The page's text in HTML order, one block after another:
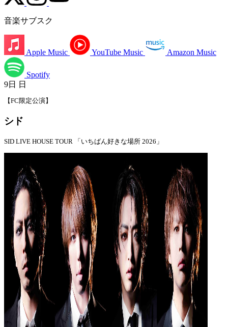
音楽サブスク
Apple Music YouTube Music Amazon Music
Spotify
9日
日
【FC限定公演】
シド
SID LIVE HOUSE TOUR 「いちばん好きな場所 2026」